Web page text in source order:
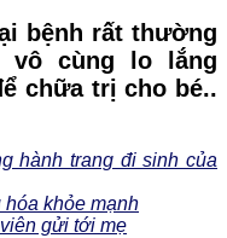
bệnh rất thường
vô cùng lo lắng
chữa trị cho bé..
hành trang đi sinh của
hóa khỏe mạnh
gửi tới mẹ